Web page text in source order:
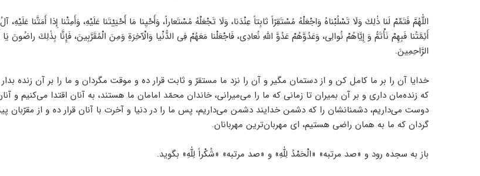
اللّٰهُمَّ فَتَمِّمْ لَنا ذٰلِكَ وَلَا تَسْلُبْناهُ وَاجْعَلْهُ مُسْتَقِرّاً ثابِتاً عِنْدَنا، وَلَا تَجْعَلْهُ مُسْتَعاراً، وَأَحْيِنا مَا أَحْيَيْتَنا عَلَيْهِ، وَأَمِتْنا إِذا أَمَتَّنا عَلَيْهِ،
أَئِمَّتُنا فَبِهِمْ نَأْتَمُّ وَ إِيَّاهُمْ نُوالِى، وَعَدُوَّهُمْ عَدُوَّ اللّٰهِ نُعادِى، فَاجْعَلْنا مَعَهُمْ فِى الدُّنْيا وَالْآخِرَةِ وَمِنَ الْمُقَرَّبِينَ، فَإِنَّا بِذٰلِكَ راضُونَ
الرَّاحِمِينَ.
خدایا آن را بر ما کامل کن و از دستمان مگیر و آن را نزد ما مستقرّ و ثابت قرار ده و موقت مگردان و ما را بر آن زنده
که زنده‌مان داری و بر آن بمیران تا زمانی که ما را می‌میرانی، خاندان محمّد امامان ما هستند، به آنان اقتدا می‌کنیم و
دوست می‌داریم، دشمنانشان را که دشمن خدایند دشمن می‌داریم، پس ما را در دنیا و آخرت با آنان قرار ده و از مقرّبان
گردان ‌که ما به همان راضی هستیم، ای مهربان‌ترین مهربانان.
باز به سجده رود و «صد مرتبه» «الْحَمْدُ لِلّٰهِ» و «صد مرتبه» «شُکْراً لِلّٰهِ» بگوید.